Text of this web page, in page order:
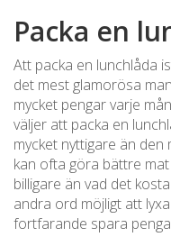
Packa en
Att packa en lunchlåda
det mest glamorösa
mycket pengar varje
väljer att packa en
mycket nyttigare än
kan ofta göra bättre
billigare än vad det
andra ord möjligt att
fortfarande spara